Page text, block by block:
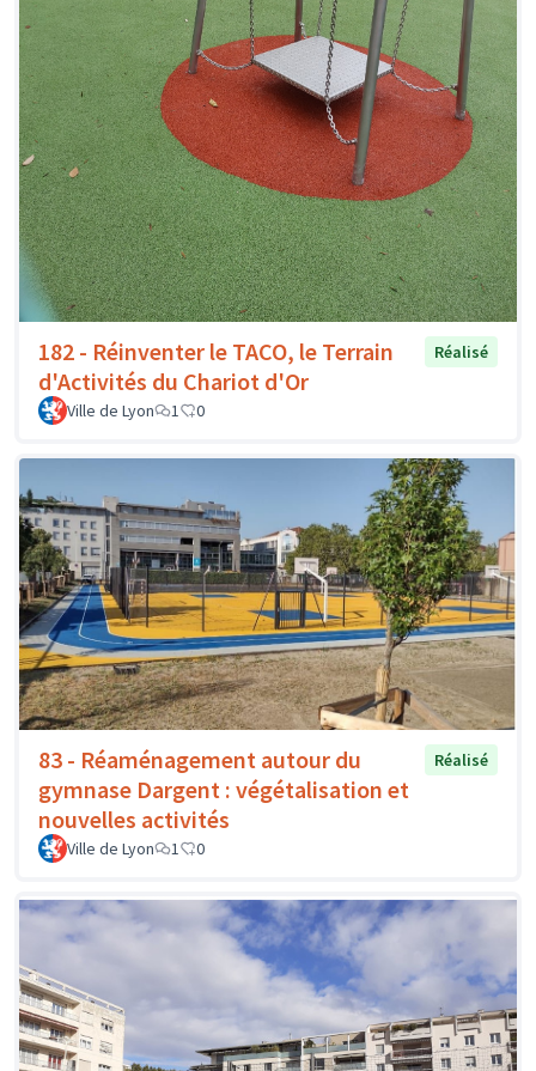
182 - Réinventer le TACO, le Terrain
d'Activités du Chariot d'Or
Réalisé
Ville de Lyon 1 0
83 - Réaménagement autour du
gymnase Dargent : végétalisation et
nouvelles activités
Réalisé
Ville de Lyon 1 0